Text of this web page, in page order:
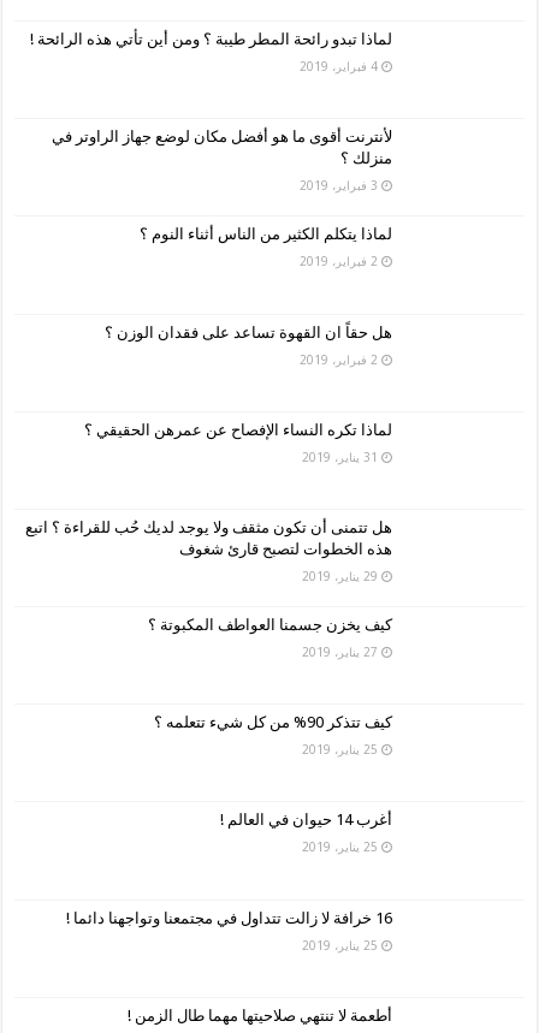
لماذا تبدو رائحة المطر طيبة ؟ ومن أين تأتي هذه الرائحة !
4 فبراير، 2019
لأنترنت أقوى ما هو أفضل مكان لوضع جهاز الراوتر في
منزلك ؟
3 فبراير، 2019
لماذا يتكلم الكثير من الناس أثناء النوم ؟
2 فبراير، 2019
هل حقاً ان القهوة تساعد على فقدان الوزن ؟
2 فبراير، 2019
لماذا تكره النساء الإفصاح عن عمرهن الحقيقي ؟
31 يناير، 2019
هل تتمنى أن تكون مثقف ولا يوجد لديك حُب للقراءة ؟ اتبع
هذه الخطوات لتصبح قارئ شغوف
29 يناير، 2019
كيف يخزن جسمنا العواطف المكبوتة ؟
27 يناير، 2019
كيف تتذكر 90% من كل شيء تتعلمه ؟
25 يناير، 2019
أغرب 14 حيوان في العالم !
25 يناير، 2019
16 خرافة لا زالت تتداول في مجتمعنا وتواجهنا دائما !
25 يناير، 2019
أطعمة لا تنتهي صلاحيتها مهما طال الزمن !